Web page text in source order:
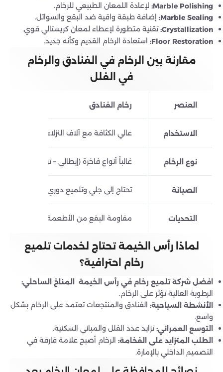
Marble Polishing: لإعادة اللمعان الطبيعي للرخام.
Marble Sealing:
إضافة طبقة واقية ضد البقع والسوائل.
Crystallization: تقنية متطورة لإعطاء لمعان كريستالي قوي.
Floor Restoration: استعادة الرخام القديم وكأنه جديد.
مقارنة بين الرخام في الفنادق والرخام
في الفلل
العنصر رخام الفنادق
الاستخدام عالي الكثافة مع آلاف النزلاء يومياً
نوع الرخام غالباً أنواع فاخرة (إيطالي – تركي – إسباني)
الصيانة تحتاج إلى جلي وتلميع دوري شهرياً أو ربع
التحديات مقاومة البقع من الأطعمة والمشروبات
لماذا رأس الخيمة تحتاج لخدمات تلميع
رخام احترافية؟
افضل شركة تلميع رخام في رأس الخيمة المناخ الساحلي:
الرطوبة العالية تؤثر على الرخام.
الأنشطة السياحية: الفنادق والمنتجعات تعتمد على الرخام بشكل
واسع.
التوسع العمراني:تزايد عدد الفلل والمباني السكنية.
الطلب المتزايد على الفخامة: الرخام أصبح علامة فارقة في
التصميم الداخلي بالإمارة.